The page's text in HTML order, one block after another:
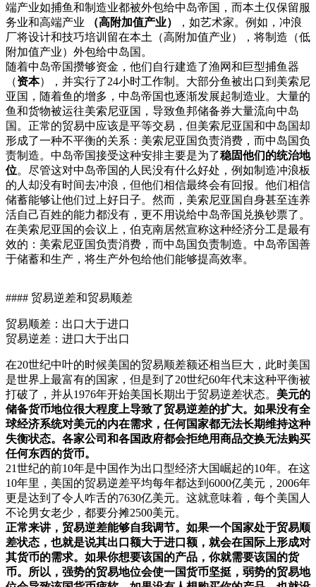
端产业如捕鱼和制造业都被外包给中岛帝国，而本土仅保留服
务业和高端产业
（高附加值产业）
，如艺术家。例如，冲浪
厂将设计和技巧培训留在本土（高附加值产业），将制造（低
附加值产业）外包给中岛国。
随着中岛帝国攒够资金，他们自行建造了渔网和巨型捕鱼器
（资本），并实行了24小时工作制。大部分鱼被出口到美索尼
亚国，随着鱼的增多，中岛帝国也逐渐发展起制造业。大量的
鱼和货物被运往美索尼亚国，导致鱼邦储备券大量流向中岛
国。正常的贸易中应该是平等交易，但美索尼亚国和中岛国却
形成了一种不平衡的关系：美索尼亚国负责消费，而中岛国负
责制造。中岛帝国接受这种安排主要是为了稳固他们的统治地
位。尽管这对中岛帝国的人民没有什么好处，例如制造冲浪板
的人却没有时间去冲浪，但他们相信最终会有回报。他们相信
储蓄能够让他们过上好日子。然而，美索尼亚国自身甚至连养
活自己百姓的能力都没有，更不用说给中岛帝国兑换钞票了。
在美索尼亚国的会议上，伯克南居然宣称这种经济分工是最有
效的：美索尼亚国负责消费，而中岛国负责制造。中岛帝国善
于储蓄和生产，将生产外包给他们能够提高效率。
#### 贸易逆差和贸易顺差
贸易顺差：出口大于进口
贸易逆差：进口大于出口
在20世纪中叶的时候美国的贸易顺差额还相当巨大，此时美国
是世界上最富有的国家，但是到了20世纪60年代末这种平衡被
打破了，并从1976年开始美国长期出于贸易逆差状态。 美元的
储备货币地位很大程度上导致了贸易逆差的扩大。如果没有全
球经济系统对美元的内在需求，任何国家都无法长期维持这种
失衡状态。各家公司和各国政府都会拒绝用商品交换无法购买
任何东西的货币。
21世纪的前10年是中国作为出口型经济大国崛起的10年。在这
10年里，美国的贸易逆差平均每年都达到6000亿美元，2006年
更是达到了令人咋舌的7630亿美元。这就意味着，每个美国人
不论男女老少，都要分摊2500美元。
正常来讲，贸易逆差能够自我调节。如果一个国家处于贸易顺
差状态，也就是说其出口额大于进口额，就会在国际上形成对
其货币的需求。如果你想要该国的产品，你就需要该国的货
币。所以，强势的贸易地位会使一国货币坚挺，弱势的贸易地